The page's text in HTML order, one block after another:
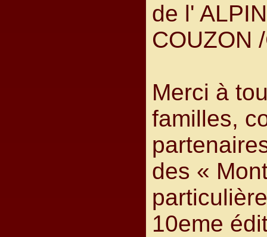
de l'
COUZON
Merci à
familles,
des «
10eme